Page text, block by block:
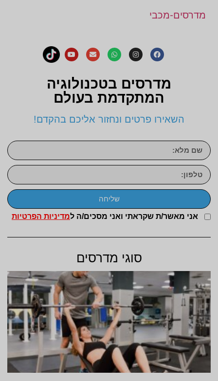
מדרסים-מכבי
מדרסים בטכנולוגיה
המתקדמת בעולם
השאירו פרטים ונחזור אליכם בהקדם!
אני מאשר/ת שקראתי ואני מסכים/ה למדיניות הפרטיות
שליחה
סוגי מדרסים